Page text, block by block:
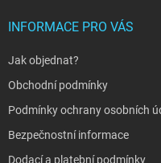
INFORMACE PRO VÁS
Jak objednat?
Obchodní podmínky
Podmínky ochrany osobních
Bezpečnostní informace
Dodací a platební podmínky